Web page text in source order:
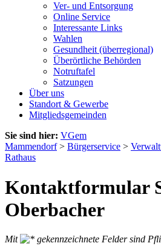
Ver- und Entsorgung
Online Service
Interessante Links
Wahlen
Gesundheit (überregional)
Überörtliche Behörden
Notruftafel
Satzungen
Über uns
Standort & Gewerbe
Mitgliedsgemeinden
Sie sind hier: VGem
Mammendorf> Bürgerservice >
Rathaus
Kontaktformular
Oberbacher
Mit
gekennzeichnete Felder sind